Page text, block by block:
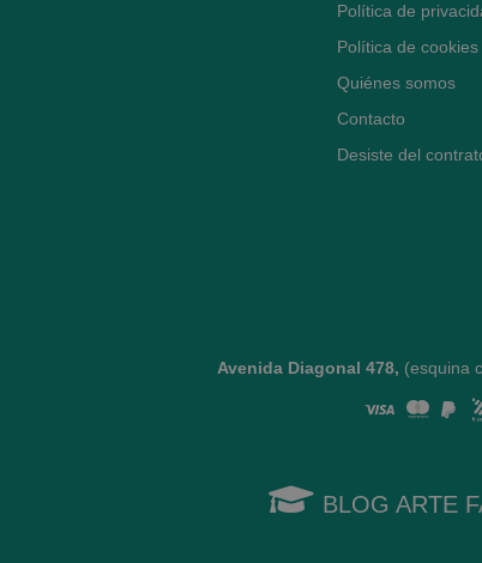
Política de
Política de cookies
Quiénes somos
Contacto
Desiste del
Avenida Diagonal 478, (esquina
BLOG ARTE